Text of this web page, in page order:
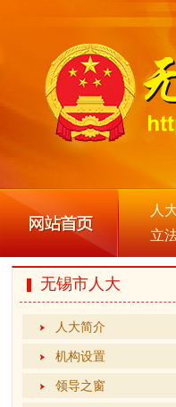
人
立
无锡市人大
人大简介
机构设置
领导之窗